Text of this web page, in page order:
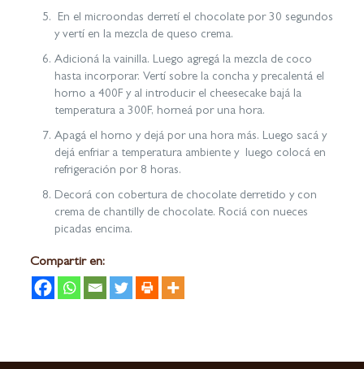
En el microondas derretí el chocolate por 30 segundos
y vertí en la mezcla de queso crema.
Adicioná la vainilla. Luego agregá la mezcla de coco
hasta incorporar. Vertí sobre la concha y precalentá el
horno a 400F y al introducir el cheesecake bajá la
temperatura a 300F, horneá por una hora.
Apagá el horno y dejá por una hora más. Luego sacá y
dejá enfriar a temperatura ambiente y luego colocá en
refrigeración por 8 horas.
Decorá con cobertura de chocolate derretido y con
crema de chantilly de chocolate. Rociá con nueces
picadas encima.
Compartir en: